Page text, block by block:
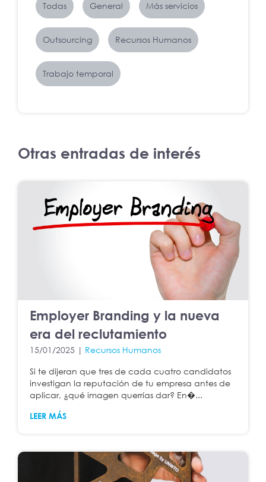
Todas General Más servicios
Outsourcing Recursos Humanos
Trabajo temporal
Otras entradas de interés
Employer Branding y la nueva
era del reclutamiento
15/01/2025 | Recursos Humanos
Si te dijeran que tres de cada cuatro candidatos
investigan la reputación de tu empresa antes de
aplicar, ¿qué imagen querrías dar? En�...
LEER MÁS